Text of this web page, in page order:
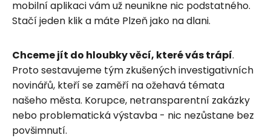
mobilní aplikaci vám už neunikne nic podstatného.
Stačí jeden klik a máte Plzeň jako na dlani.
Chceme jít do hloubky věcí, které vás trápí.
Proto sestavujeme tým zkušených investigativních
novinářů, kteří se zaměří na ožehavá témata
našeho města. Korupce, netransparentní zakázky
nebo problematická výstavba - nic nezůstane bez
povšimnutí.